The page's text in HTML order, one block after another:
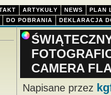
ARTYKUŁY NEWS
PLAN
DO POBRANIA DEKLARACJA
CAMERA
Napisane przez